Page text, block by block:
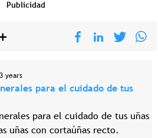
Publicidad
years
para el cuidado de tus
para el cuidado de tus uñas
uñas con cortaúñas recto.